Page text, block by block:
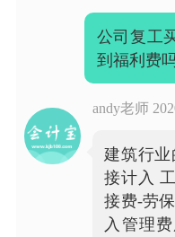
公司复工
到福利费
andy老师
建筑行
接计入
接费-劳
入管理